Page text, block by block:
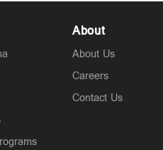
About
About Us
Careers
Contact Us